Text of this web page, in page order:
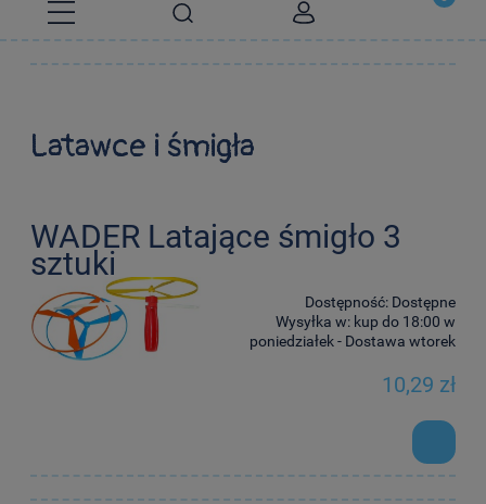
Latawce i śmigła
WADER Latające śmigło 3
sztuki
Dostępność: Dostępne
Wysyłka w: kup do 18:00 w
poniedziałek - Dostawa wtorek
10,29 zł